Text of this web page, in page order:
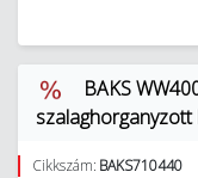
BAKS
Cikkszám: BAKS710440